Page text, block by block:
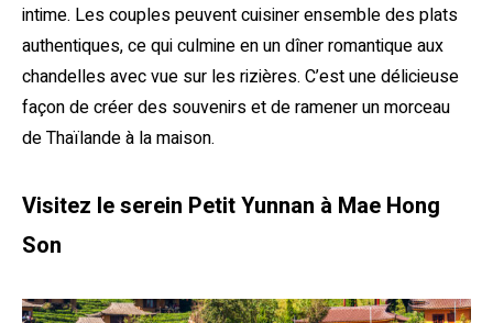
intime. Les couples peuvent cuisiner ensemble des plats
authentiques, ce qui culmine en un dîner romantique aux
chandelles avec vue sur les rizières. C’est une délicieuse
façon de créer des souvenirs et de ramener un morceau
de Thaïlande à la maison.
Visitez le serein Petit Yunnan à Mae Hong
Son